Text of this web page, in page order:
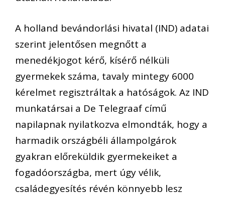
A holland bevándorlási hivatal (IND) adatai
szerint jelentősen megnőtt a
menedékjogot kérő, kísérő nélküli
gyermekek száma, tavaly mintegy 6000
kérelmet regisztráltak a hatóságok. Az IND
munkatársai a De Telegraaf című
napilapnak nyilatkozva elmondták, hogy a
harmadik országbéli állampolgárok
gyakran előreküldik gyermekeiket a
fogadóországba, mert úgy vélik,
családegyesítés révén könnyebb lesz